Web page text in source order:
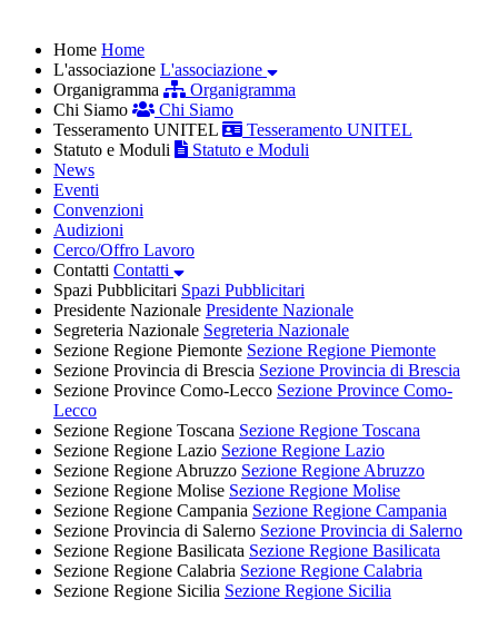
Home Home
L'associazione L'associazione
Organigramma
Organigramma
Chi Siamo
Chi Siamo
Tesseramento UNITEL
Tesseramento UNITEL
Statuto e Moduli
Statuto e Moduli
News
Eventi
Convenzioni
Audizioni
Cerco/Offro Lavoro
Contatti Contatti
Spazi Pubblicitari Spazi Pubblicitari
Presidente Nazionale Presidente Nazionale
Segreteria Nazionale Segreteria Nazionale
Sezione Regione Piemonte Sezione Regione Piemonte
Sezione Provincia di Brescia Sezione Provincia di Brescia
Sezione Province Como-Lecco Sezione Province Como-
Lecco
Sezione Regione Toscana Sezione Regione Toscana
Sezione Regione Lazio Sezione Regione Lazio
Sezione Regione Abruzzo Sezione Regione Abruzzo
Sezione Regione Molise Sezione Regione Molise
Sezione Regione Campania Sezione Regione Campania
Sezione Provincia di Salerno Sezione Provincia di Salerno
Sezione Regione Basilicata Sezione Regione Basilicata
Sezione Regione Calabria Sezione Regione Calabria
Sezione Regione Sicilia Sezione Regione Sicilia